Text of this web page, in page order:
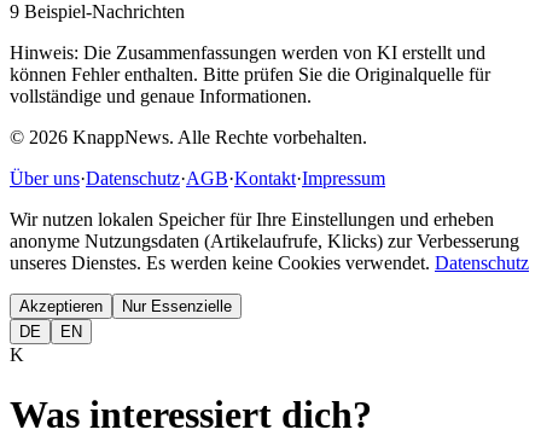
9 Beispiel-Nachrichten
Hinweis: Die Zusammenfassungen werden von KI erstellt und
können Fehler enthalten. Bitte prüfen Sie die Originalquelle für
vollständige und genaue Informationen.
© 2026 KnappNews. Alle Rechte vorbehalten.
Über uns·Datenschutz·AGB·Kontakt·Impressum
Wir nutzen lokalen Speicher für Ihre Einstellungen und erheben
anonyme Nutzungsdaten (Artikelaufrufe, Klicks) zur Verbesserung
unseres Dienstes. Es werden keine Cookies verwendet. Datenschutz
Akzeptieren
Nur Essenzielle
DE
EN
K
Was interessiert dich?